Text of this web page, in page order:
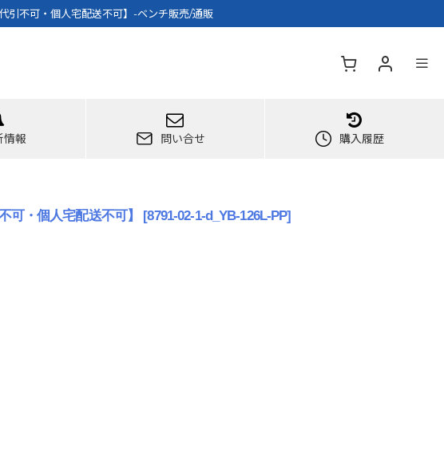
引不可・個人宅配送不可】-ベンチ販売/通販
情報 問い合せ 購入履歴
・個人宅配送不可】 [8791-02-1-d_YB-126L-PP]